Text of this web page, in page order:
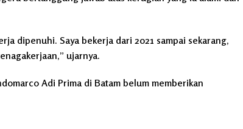
dipenuhi. Saya bekerja dari 2021 sampai sekarang,
ujarnya.
Adi Prima di Batam belum memberikan